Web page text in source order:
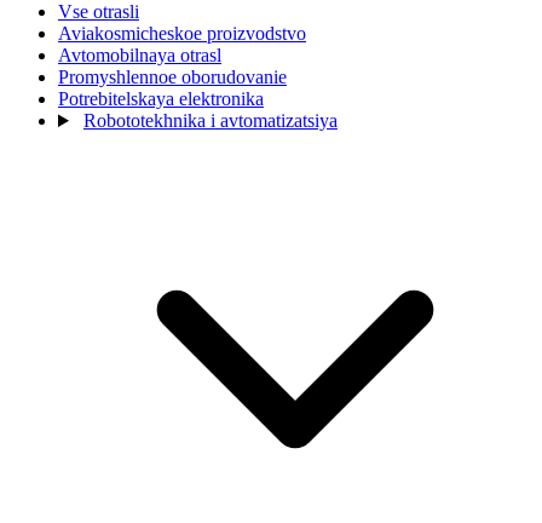
Vse otrasli
Aviakosmicheskoe proizvodstvo
Avtomobilnaya otrasl
Promyshlennoe oborudovanie
Potrebitelskaya elektronika
Robototekhnika i avtomatizatsiya